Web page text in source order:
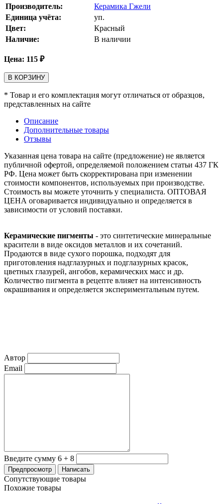
Производитель:
Керамика Гжели
Единица учёта:
уп.
Цвет:
Красный
Наличие:
В наличии
Цена: 115 ₽
В КОРЗИНУ
* Товар и его комплектация могут отличаться от образцов,
представленных на сайте
Описание
Дополнительные товары
Отзывы
Указанная цена товара на сайте (предложение) не является
публичной офертой, определяемой положением статьи 437 ГК
РФ. Цена может быть скорректирована при изменении
стоимости компонентов, используемых при производстве.
Стоимость вы можете уточнить у специалиста. ОПТОВАЯ
ЦЕНА оговаривается индивидуально и определяется в
зависимости от условий поставки.
Керамические пигменты - это синтетические минеральные
красители в виде оксидов металлов и их сочетаний.
Продаются в виде сухого порошка, подходят для
приготовления надглазурных и подглазурных красок,
цветных глазурей, ангобов, керамических масс и др.
Количество пигмента в рецепте влияет на интенсивность
окрашивания и определяется экспериментальным путем.
Автор
Email
Введите сумму 6 + 8
Сопутствующие товары
Похожие товары